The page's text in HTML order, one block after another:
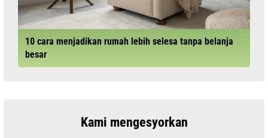
10 cara menjadikan rumah lebih selesa tanpa belanja
besar
Kami mengesyorkan